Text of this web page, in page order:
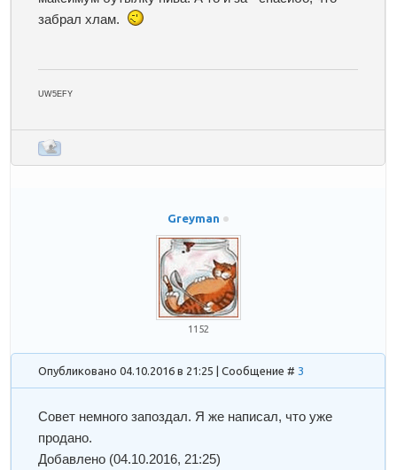
забрал хлам.
UW5EFY
Greyman
1152
Опубликовано 04.10.2016 в 21:25 | Сообщение # 3
Совет немного запоздал. Я же написал, что уже
продано.
Добавлено (04.10.2016, 21:25)